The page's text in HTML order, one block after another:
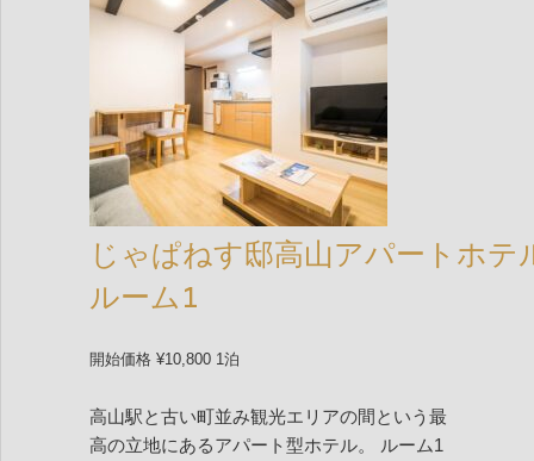
じゃぱねす邸高山アパートホテ
ルーム1
開始価格 ¥10,800 1泊
高山駅と古い町並み観光エリアの間という最
高の立地にあるアパート型ホテル。 ルーム1